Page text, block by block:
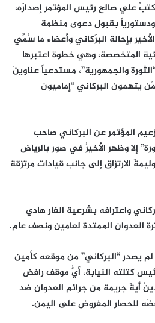
علي صالح رئيس المؤتمر إصدارَه،
ودستورياً بقبولِ دعوى منظمة
بإحالة البرَكاني وأعضاء ما سُمِّي
المتخصصة، وهي خطوة اعتبرها
والجمهورية”، مستدعياً عناوينَ
البركاني “إماميون
زعيم المؤتمر عن البركاني صاحب
إلا وظهر الأخيرُ في صور بالرياض
الارتزاق إلى جانب قيادات مرتزقة
واعترافه بشرعية الفار هادي
العدوان الممتدة لعامين ونصف عام.
يصدر “البركاني” من موقعه كأمين
كتلته النيابة، أيُّ موقف رافض
أيةَ جريمة من جرائم العدوان ضد
للحصار المفروض على اليمن.